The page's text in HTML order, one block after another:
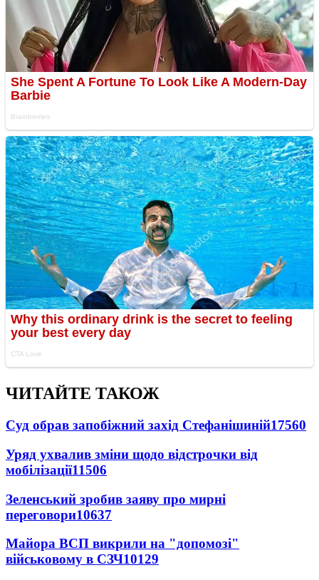
ЧИТАЙТЕ ТАКОЖ
Суд обрав запобіжний захід Стефанішиній17560
Уряд ухвалив зміни щодо відстрочки від
мобілізації11506
Зеленський зробив заяву про мирні
переговори10637
Майора ВСП викрили на "допомозі"
військовому в СЗЧ10129